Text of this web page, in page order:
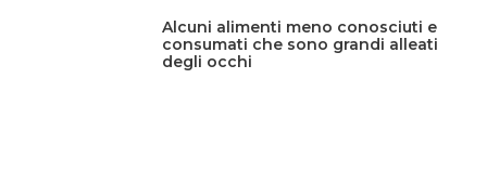
Alcuni alimenti meno conosciuti e
consumati che sono grandi alleati
degli occhi